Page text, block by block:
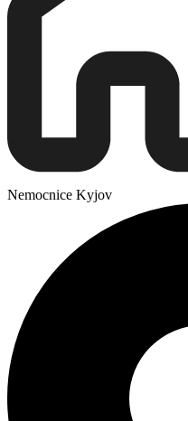
Nemocnice Kyjov